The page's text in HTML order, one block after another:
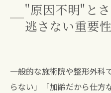
"原因不明"と
逃さない重要性
一般的な施術院や整形外科
らない」「加齢だから仕方